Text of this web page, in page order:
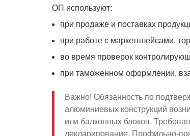
ОП используют:
при продаже и поставках
при работе с маркетплейсами,
во время проверок
при таможенном оформлении,
Важно! Обязанность по
алюминиевых конструкций
или балконных блоков.
декларирование. Профильно-